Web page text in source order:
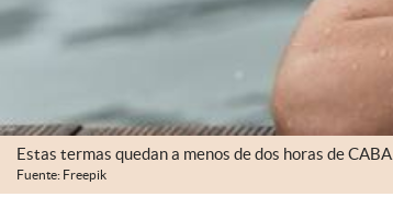
Estas termas quedan a menos de dos horas de CABA.
Fuente: Freepik